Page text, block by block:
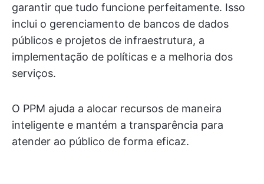
garantir que tudo funcione perfeitamente. Isso
inclui o gerenciamento de bancos de dados
públicos e projetos de infraestrutura, a
implementação de políticas e a melhoria dos
serviços.
O PPM ajuda a alocar recursos de maneira
inteligente e mantém a transparência para
atender ao público de forma eficaz.